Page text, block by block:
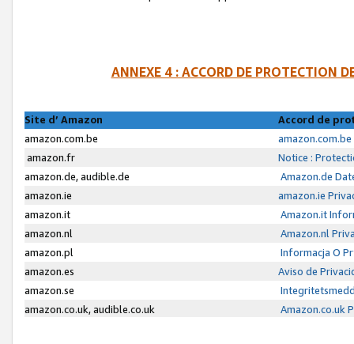
ANNEXE 4 : ACCORD DE PROTECTION
Site d’ Amazon
Accord de
amazon.com.be
amazon.fr
Notice :
amazon.de, audible.de
Amazon.de
amazon.ie
amazon.ie
amazon.it
Amazon.it
amazon.nl
Amazon.nl
amazon.pl
Informacja O
amazon.es
Aviso de
amazon.se
amazon.co.uk, audible.co.uk
Amazon.co.uk